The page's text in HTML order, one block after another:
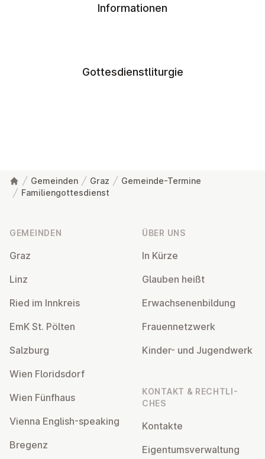
Informationen
Gottesdienstliturgie
Gemeinden Graz
Gemeinde-Termine
Familiengottesdienst
GEMEINDEN
Graz
Linz
Ried im Innkreis
EmK St. Pölten
Salzburg
Wien Flo­rids­dorf
Wien Fünfhaus
Vienna English-speaking
Bregenz
ÜBER UNS
In Kürze
Glauben heißt
Er­wach­se­nen­bil­dung
Frau­en­netz­werk
Kinder- und Ju­gend­werk
KONTAKT & RECHT­LI­
CHES
Kontakte
Ei­gen­tums­ver­wal­tung